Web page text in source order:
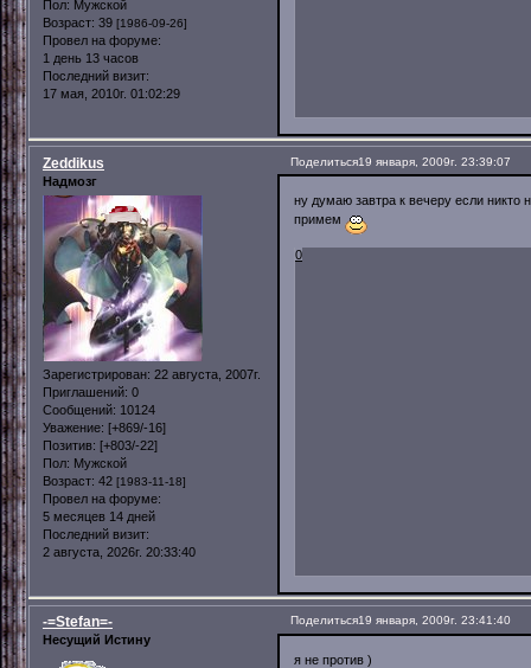
Пол: Мужской
Возраст: 39 [1986-09-26]
Провел на форуме:
1 день 13 часов
Последний визит:
17 мая, 2010г. 01:02:29
Поделиться19 января, 2009г. 23:39:07
Zeddikus
Надмозг
Зарегистрирован: 22 августа, 2007г.
Приглашений: 0
Сообщений: 10124
Уважение: [+869/-16]
Позитив: [+803/-22]
Пол: Мужской
Возраст: 42 [1983-11-18]
Провел на форуме:
5 месяцев 14 дней
Последний визит:
2 августа, 2026г. 20:33:40
ну думаю завтра к вечеру если никто
примем
0
Поделиться19 января, 2009г. 23:41:40
-=Stefan=-
Несущий Истину
я не против )